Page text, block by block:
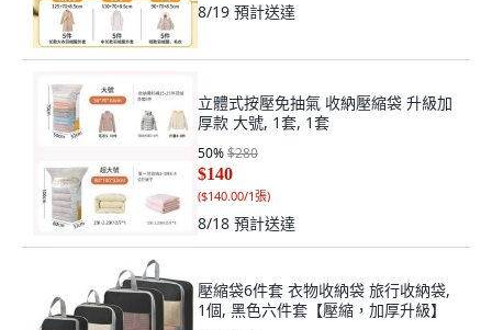
8/19 預計送達
立體式按壓免抽氣 收納壓縮袋 升級加
厚款 大號, 1套, 1套
50%$280
$140
($140.00/1張)
8/18 預計送達
壓縮袋6件套 衣物收納袋 旅行收納袋,
1個, 黑色六件套【壓縮，加厚升級】